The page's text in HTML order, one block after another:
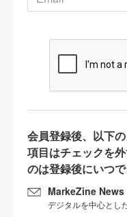
会員登録後、以下
項目はチェックを
のは登録後にいつ
MarkeZine News
デジタルを中心とし